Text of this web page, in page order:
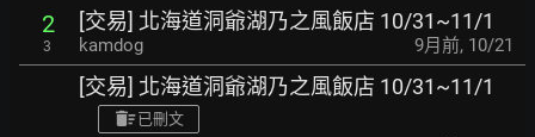
2
3
[交易] 北海道洞爺湖乃之風飯店 10/31~11/1
kamdog 9月前, 10/21
[交易] 北海道洞爺湖乃之風飯店 10/31~11/1
已刪文